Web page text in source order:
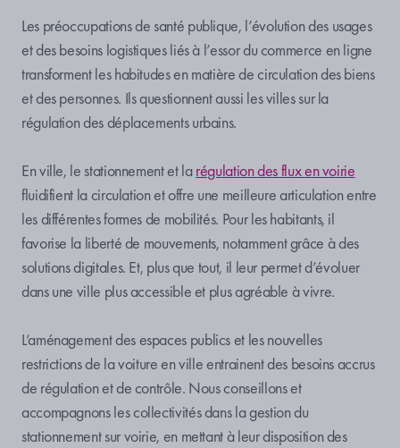
Les préoccupations de santé publique, l’évolution des usages
et des besoins logistiques liés à l’essor du commerce en ligne
transforment les habitudes en matière de circulation des biens
et des personnes. Ils questionnent aussi les villes sur la
régulation des déplacements urbains.
En ville, le stationnement et larégulation des flux en voirie
fluidifient la circulation et offre une meilleure articulation entre
les différentes formes de mobilités. Pour les habitants, il
favorise la liberté de mouvements, notamment grâce à des
solutions digitales. Et, plus que tout, il leur permet d’évoluer
dans une ville plus accessible et plus agréable à vivre.
L’aménagement des espaces publics et les nouvelles
restrictions de la voiture en ville entrainent des besoins accrus
de régulation et de contrôle. Nous conseillons et
accompagnons les collectivités dans la gestion du
stationnement sur voirie, en mettant à leur disposition des